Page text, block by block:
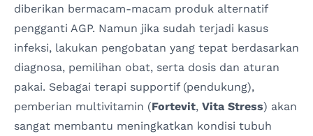
diberikan bermacam-macam produk alternatif
pengganti AGP. Namun jika sudah terjadi kasus
infeksi, lakukan pengobatan yang tepat berdasarkan
diagnosa, pemilihan obat, serta dosis dan aturan
pakai. Sebagai terapi supportif (pendukung),
pemberian multivitamin (Fortevit, Vita Stress) akan
sangat membantu meningkatkan kondisi tubuh